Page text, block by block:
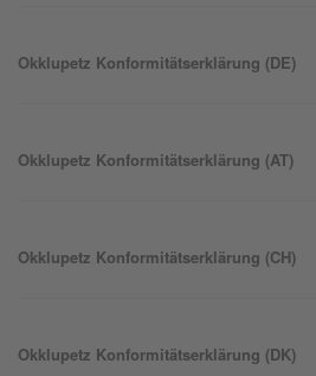
Okklupetz Konformitätserklärung (DE)
Okklupetz Konformitätserklärung (AT)
Okklupetz Konformitätserklärung (CH)
Okklupetz Konformitätserklärung (DK)